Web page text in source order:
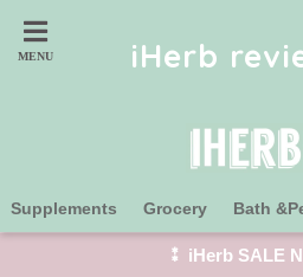
iHerb
Supplements Grocery Bath
⁑ iHerb SALE